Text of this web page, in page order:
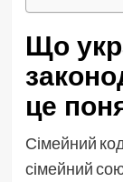
Що
це
Сімейний
сімейний